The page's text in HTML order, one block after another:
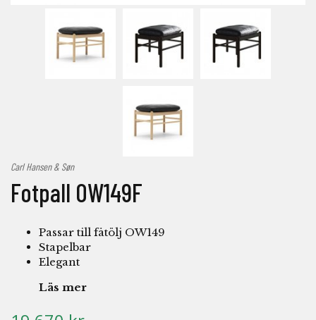
Carl Hansen & Søn
Fotpall OW149F
Passar till fåtölj OW149
Stapelbar
Elegant
Läs mer